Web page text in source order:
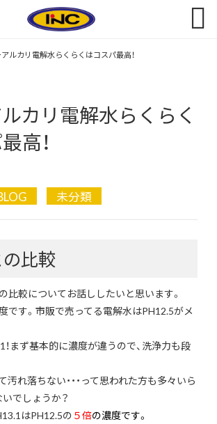

ルカリ電解水らくらくはコスパ最高！
カリ電解水らくらく
高！
未分類
比較
比較についてお話ししたいと思います。
です。市販で売ってる電解水はPH12.5がメ
まず基本的に濃度が違うので、洗浄力も段
汚れ落ちない・・・って思われた方も多々いら
でしょうか？
はPH12.5の ５倍の濃度です。